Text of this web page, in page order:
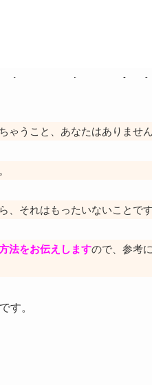
ゃうこと、あなたはありませ
それはもったいないことです
法をお伝えしますので、参考
す。